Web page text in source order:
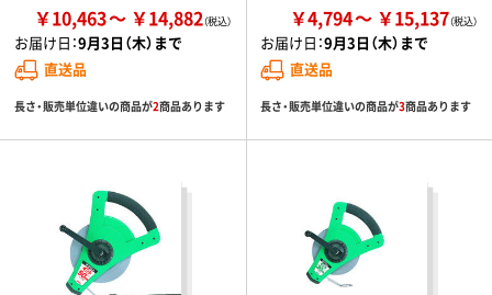
￥10,463 ￥14,882
お届け日：9月3日（木）まで
直送品
長さ・販売単位違いの商品が2商品あります
￥4,794 ￥15,137
お届け日：9月3日（木）まで
直送品
長さ・販売単位違いの商品が3商品あります